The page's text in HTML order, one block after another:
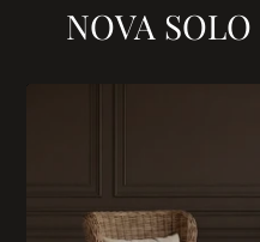
NOVA SOLO